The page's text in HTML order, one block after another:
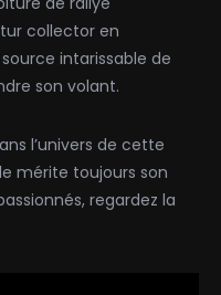
collector en
intarissable de
son volant.
l’univers de cette
mérite toujours son
regardez la